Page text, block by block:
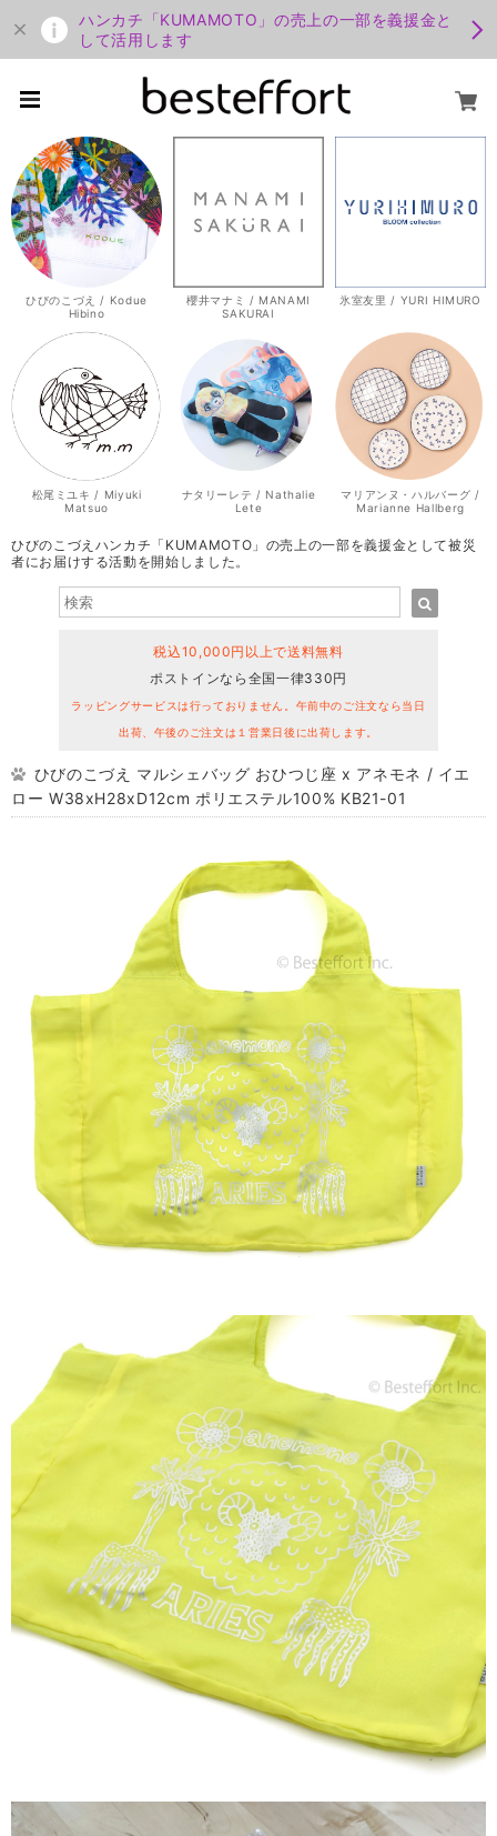
ハンカチ「KUMAMOTO」の売上の一部を義援金と
して活用します
ひびのこづえ / Kodue
Hibino
櫻井マナミ / MANAMI
SAKURAI
氷室友里 / YURI HIMURO
松尾ミユキ / Miyuki
Matsuo
ナタリーレテ / Nathalie
Lete
マリアンヌ・ハルバーグ /
Marianne Hallberg
ひびのこづえハンカチ「KUMAMOTO」の売上の一部を義援金として被災
者にお届けする活動を開始しました。
税込10,000円以上で送料無料
ポストインなら全国一律330円
ラッピングサービスは行っておりません。午前中のご注文なら当日
出荷、午後のご注文は１営業日後に出荷します。
ひびのこづえ マルシェバッグ おひつじ座 x アネモネ / イエ
ロー W38xH28xD12cm ポリエステル100% KB21-01